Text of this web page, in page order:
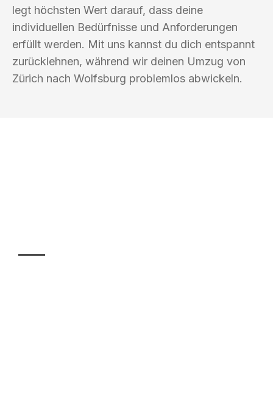
legt höchsten Wert darauf, dass deine
individuellen Bedürfnisse und Anforderungen
erfüllt werden. Mit uns kannst du dich entspannt
zurücklehnen, während wir deinen Umzug von
Zürich nach Wolfsburg problemlos abwickeln.